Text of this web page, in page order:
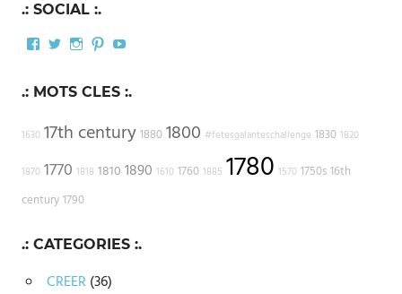
.: SOCIAL :.
Facebook
TwitterInstagram
PinterestYouTube
.: MOTS CLES :.
1630 17th century 1880 1800 #fetesgalanteschallenge 1830 1820
1870 1770 1818 1810 1890 1610 1760 1885 1780 1570 1750s 16th
century 1790
.: CATEGORIES :.
CREER (36)